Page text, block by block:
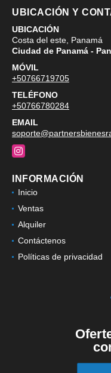
UBICACIÓN Y
UBICACIÓN
Costa del este, Panamá
Ciudad de Panamá -
MÓVIL
+50766719705
TELÉFONO
+50766780284
EMAIL
Instagram
INFORMACIÓN
Inicio
Ventas
Alquiler
Contáctenos
Políticas de privacidad